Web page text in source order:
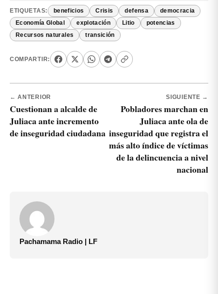
ETIQUETAS: beneficios Crisis defensa democracia
Economía Global explotación Litio potencias
Recursos naturales transición
COMPARTIR:
← ANTERIOR
Cuestionan a alcalde de
Juliaca ante incremento
de inseguridad ciudadana
SIGUIENTE →
Pobladores marchan en
Juliaca ante ola de
inseguridad que registra el
más alto índice de víctimas
de la delincuencia a nivel
nacional
Pachamama Radio | LF